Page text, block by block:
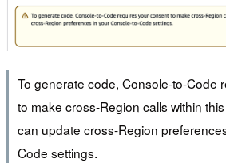
To generate code, Console-to-Code
to make cross-Region calls within
can update cross-Region
Code settings.